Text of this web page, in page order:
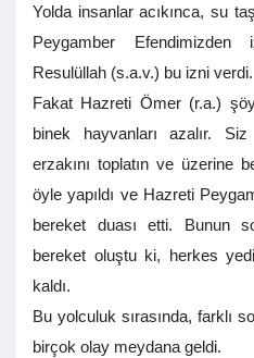
Yolda insanlar acıkınca, su
Peygamber
Resulüllah (s.a.v.) bu izni verdi.
Fakat Hazreti Ömer (r.a.)
binek hayvanları azalır.
erzakını toplatın ve üzerine
öyle yapıldı ve Hazreti
bereket duası etti. Bunun
bereket oluştu ki, herkes
kaldı.
Bu yolculuk sırasında, farklı
birçok olay meydana geldi.